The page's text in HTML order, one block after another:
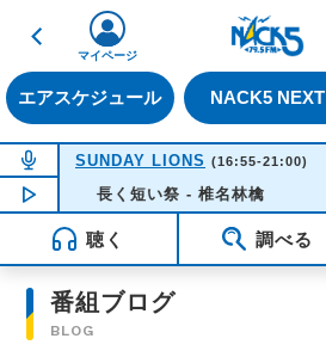
戻る
エアスケジュール NACK5 NEXT
マイページ
NOW ON AIR
SUNDAY LIONS (16:55-21:00)
NOW PLAYING 16:35
長く短い祭 - 椎名林檎
聴く 調べる
番組ブログ
BLOG